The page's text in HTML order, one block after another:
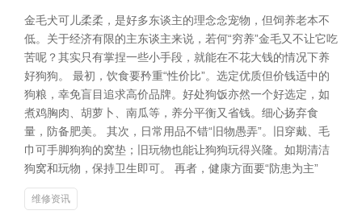
金毛犬可儿柔柔，是好多东谈主的理念念宠物，但饲养老本不
低。关于经济有限的主东谈主来说，若何“穷养”金毛又不让它吃
苦呢？其实只有掌捏一些小手段，就能在不花大钱的情况下养
好狗狗。 最初，饮食要矜重“性价比”。选定优质但价钱适中的
狗粮，幸免盲目追求高价品牌。好处狗饭亦然一个好选定，如
煮鸡胸肉、胡萝卜、南瓜等，养分平衡又省钱。细心扬弃食
量，防备肥美。 其次，日常用品不错“旧物愚弄”。旧穿戴、毛
巾可手脚狗狗的窝垫；旧玩物也能让狗狗玩得兴隆。如期清洁
狗窝和玩物，保持卫生即可。 再者，健康方面要“防患为主”
维修资讯